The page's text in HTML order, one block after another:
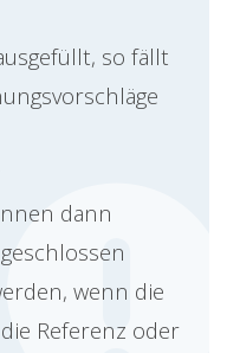
so fällt
dann
wenn die
Referenz oder